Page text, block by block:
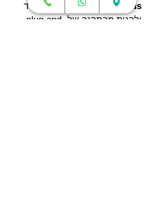
Plus
לכל מקום כמו מחשב נייד
ולהנות מהתקנה של plug-and-